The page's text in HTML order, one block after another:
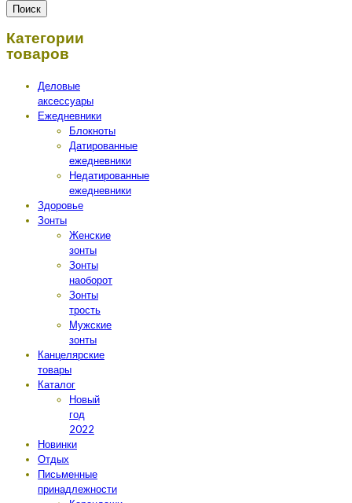
Поиск
Категории
товаров
Деловые
аксессуары
Ежедневники
Блокноты
Датированные
ежедневники
Недатированные
ежедневники
Здоровье
Зонты
Женские
зонты
Зонты
наоборот
Зонты
трость
Мужские
зонты
Канцелярские
товары
Каталог
Новый
год
2022
Новинки
Отдых
Письменные
принадлежности